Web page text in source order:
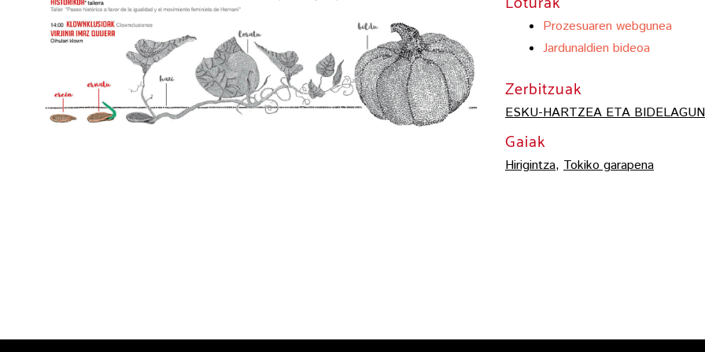
Prozesuaren webgunea
Jardunaldien bideoa
Zerbitzuak
ESKU-HARTZEA ETA
Gaiak
Hirigintza, Tokiko garapena